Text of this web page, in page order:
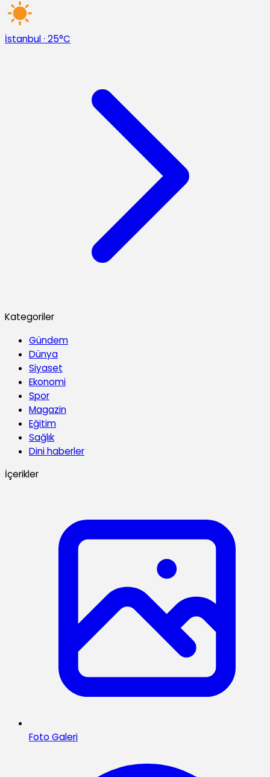
İstanbul· 25°C
Kategoriler
Gündem
Dünya
Siyaset
Ekonomi
Spor
Magazin
Eğitim
Sağlık
Dini haberler
İçerikler
Foto Galeri